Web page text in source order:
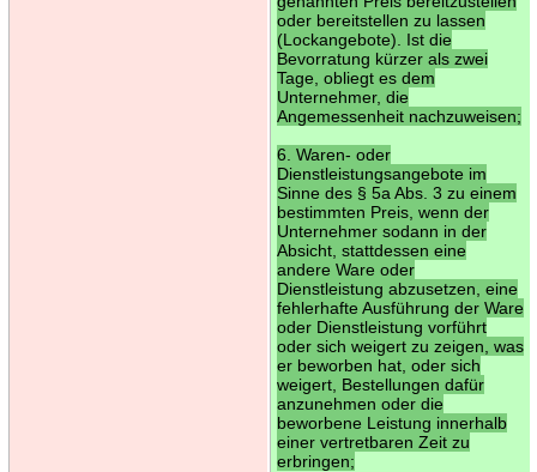
oder bereitstellen zu lassen
(Lockangebote). Ist die
Bevorratung kürzer als zwei
Tage, obliegt es dem
Unternehmer, die
Angemessenheit nachzuweisen;
6. Waren- oder
Dienstleistungsangebote im
Sinne des § 5a Abs. 3 zu einem
bestimmten Preis, wenn der
Unternehmer sodann in der
Absicht, stattdessen eine
andere Ware oder
Dienstleistung abzusetzen, eine
fehlerhafte Ausführung der Ware
oder Dienstleistung vorführt
oder sich weigert zu zeigen, was
er beworben hat, oder sich
weigert, Bestellungen dafür
anzunehmen oder die
beworbene Leistung innerhalb
einer vertretbaren Zeit zu
erbringen;